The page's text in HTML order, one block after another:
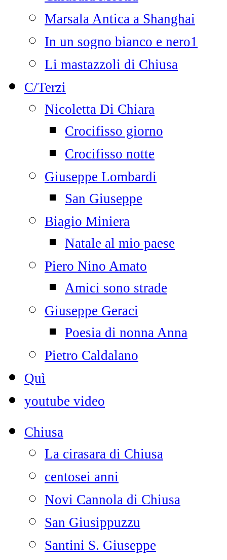
Marsala Antica a Shanghai
In un sogno bianco e nero1
Li mastazzoli di Chiusa
C/Terzi
Nicoletta Di Chiara
Crocifisso giorno
Crocifisso notte
Giuseppe Lombardi
San Giuseppe
Biagio Miniera
Natale al mio paese
Piero Nino Amato
Amici sono strade
Giuseppe Geraci
Poesia di nonna Anna
Pietro Caldalano
Quì
youtube video
Chiusa
La cirasara di Chiusa
centosei anni
Novi Cannola di Chiusa
San Giusippuzzu
Santini S. Giuseppe